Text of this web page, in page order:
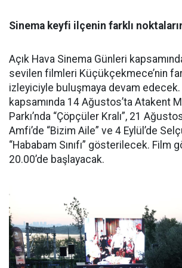
Sinema keyfi ilçenin farklı
Açık Hava Sinema Günleri
sevilen filmleri Küçükçekmece’nin
izleyiciyle buluşmaya devam
kapsamında 14 Ağustos’ta Atakent
Parkı’nda “Çöpçüler Kralı”, 21
Amfi’de “Bizim Aile” ve 4 Eylül’de
“Hababam Sınıfı” gösterilecek. Film
20.00’de başlayacak.